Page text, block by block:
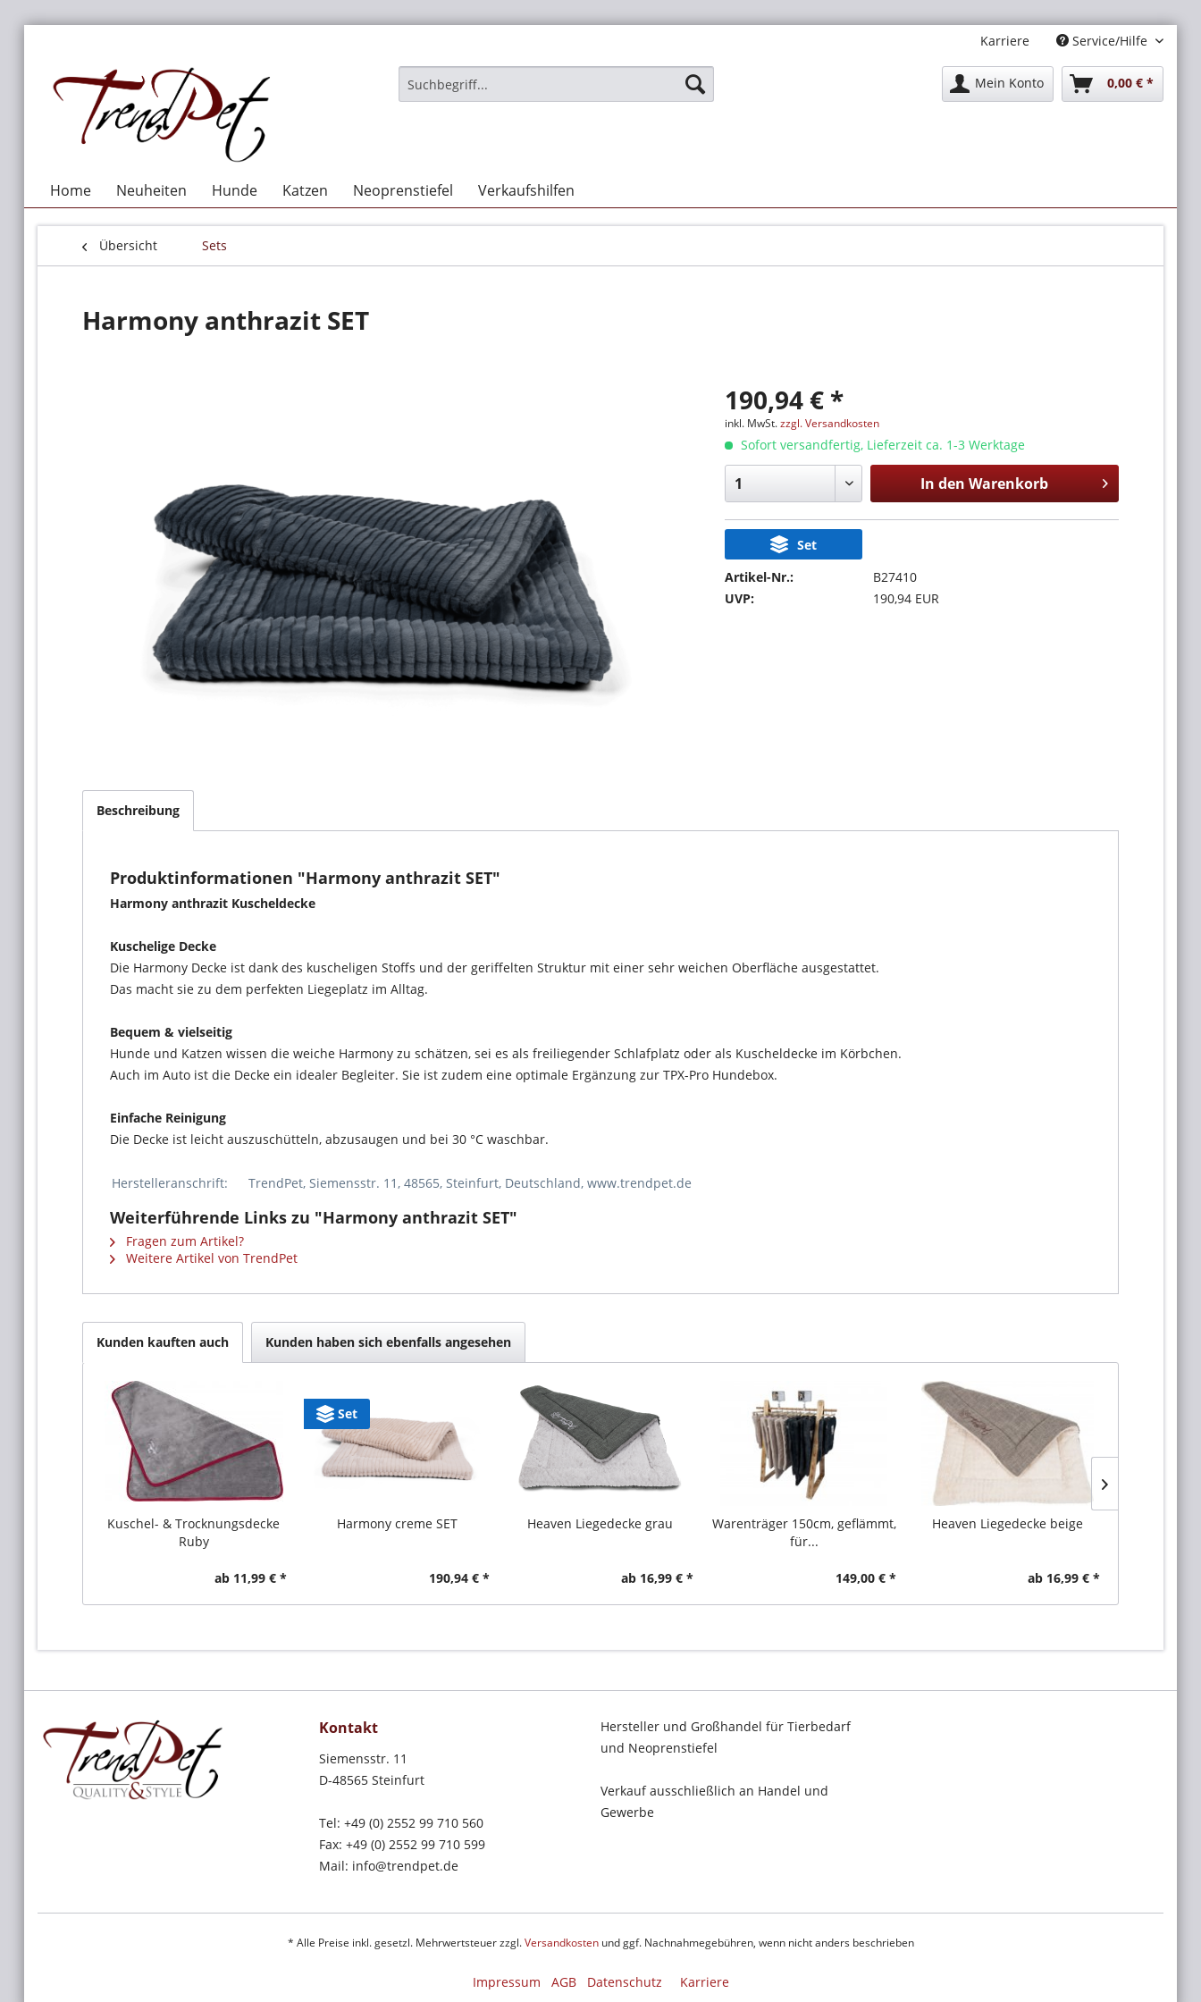
Karriere Service/Hilfe
Mein Konto 0,00 € *
Home Neuheiten Hunde Katzen Neoprenstiefel Verkaufshilfen
Übersicht Sets
Harmony anthrazit SET
190,94 € *
inkl. MwSt.zzgl. Versandkosten
Sofort versandfertig, Lieferzeit ca. 1-3 Werktage
In den Warenkorb
Set
Artikel-Nr.:
B27410
UVP:
190,94 EUR
Beschreibung
Produktinformationen "Harmony anthrazit SET"
Harmony anthrazit Kuscheldecke
Kuschelige Decke
Die Harmony Decke ist dank des kuscheligen Stoffs und der geriffelten Struktur mit einer sehr weichen Oberfläche ausgestattet.
Das macht sie zu dem perfekten Liegeplatz im Alltag.
Bequem & vielseitig
Hunde und Katzen wissen die weiche Harmony zu schätzen, sei es als freiliegender Schlafplatz oder als Kuscheldecke im Körbchen.
Auch im Auto ist die Decke ein idealer Begleiter. Sie ist zudem eine optimale Ergänzung zur TPX-Pro Hundebox.
Einfache Reinigung
Die Decke ist leicht auszuschütteln, abzusaugen und bei 30 °C waschbar.
Herstelleranschrift: TrendPet, Siemensstr. 11, 48565, Steinfurt, Deutschland, www.trendpet.de
Weiterführende Links zu "Harmony anthrazit SET"
Fragen zum Artikel?
Weitere Artikel von TrendPet
Kunden kauften auch Kunden haben sich ebenfalls angesehen
Kuschel- & Trocknungsdecke
Ruby
ab 11,99 € *
Set
Harmony creme SET
190,94 € *
Heaven Liegedecke grau
ab 16,99 € *
Warenträger 150cm, geflämmt,
für...
149,00 € *
Heaven Liegedecke beige
ab 16,99 € *
Kontakt
Siemensstr. 11
D-48565 Steinfurt
Tel: +49 (0) 2552 99 710 560
Fax: +49 (0) 2552 99 710 599
Mail: info@trendpet.de
Hersteller und Großhandel für Tierbedarf
und Neoprenstiefel
Verkauf ausschließlich an Handel und
Gewerbe
* Alle Preise inkl. gesetzl. Mehrwertsteuer zzgl.Versandkostenund ggf. Nachnahmegebühren, wenn nicht anders beschrieben
Impressum AGB Datenschutz Karriere